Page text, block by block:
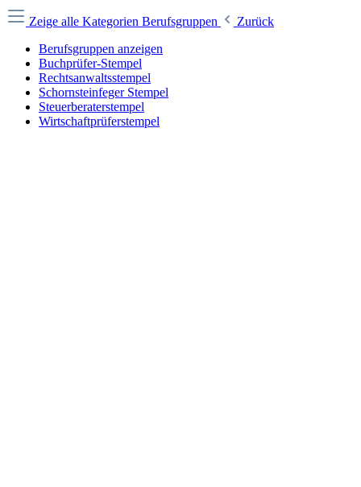
Zeige alle Kategorien Berufsgruppen
Zurück
Berufsgruppen anzeigen
Buchprüfer-Stempel
Rechtsanwaltsstempel
Schornsteinfeger Stempel
Steuerberaterstempel
Wirtschaftprüferstempel